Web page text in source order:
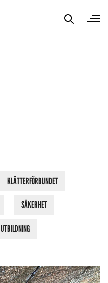
KLÄTTERFÖRBUNDET
SÄKERHET
UTBILDNING